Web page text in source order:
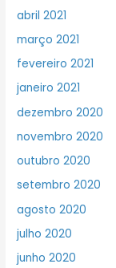
abril 2021
março 2021
fevereiro 2021
janeiro 2021
dezembro 2020
novembro 2020
outubro 2020
setembro 2020
agosto 2020
julho 2020
junho 2020